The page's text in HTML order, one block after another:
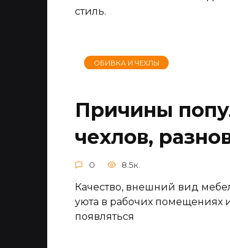
стиль.
ОБИВКА И ЧЕХЛЫ
Причины
чехлов,
0 8.5к.
Качество, внешний вид
уюта в рабочих помещениях
появляться